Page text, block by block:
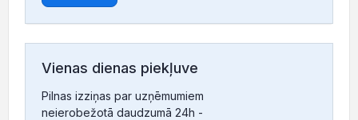
Vienas dienas piekļuve
Pilnas izziņas par uzņēmumiem
neierobežotā daudzumā 24h -